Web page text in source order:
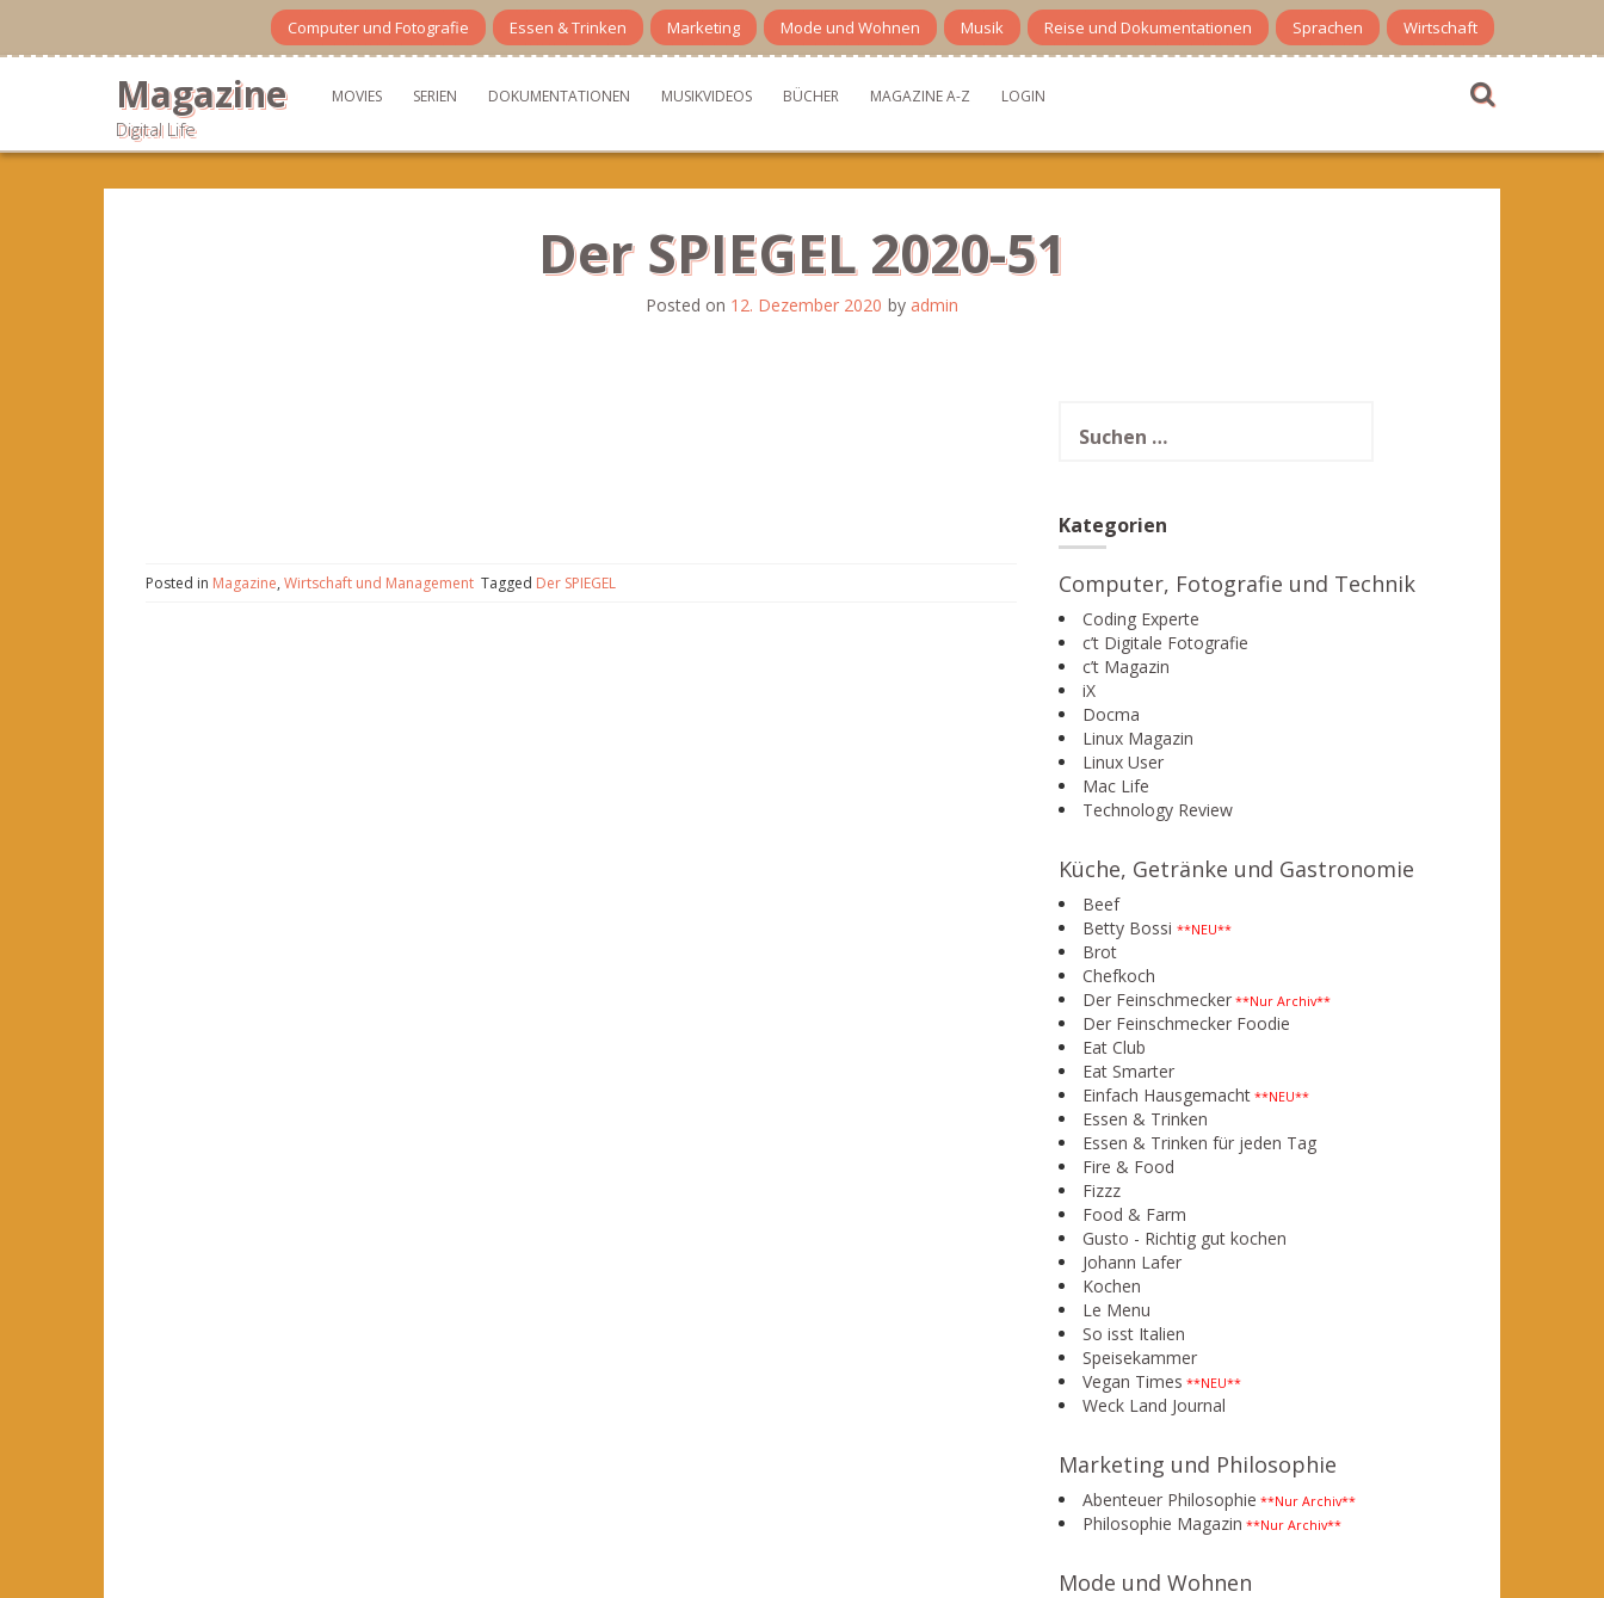
content
Computer und Fotografie Essen & Trinken Marketing Mode und Wohnen Musik Reise und Dokumentationen Sprachen Wirtschaft
Magazine
Digital Life
MOVIES SERIEN DOKUMENTATIONEN MUSIKVIDEOS BÜCHER MAGAZINE A-Z LOGIN
Der SPIEGEL 2020-51
Posted on 12. Dezember 2020 by admin
Posted in Magazine, Wirtschaft und Management Tagged Der SPIEGEL
nach:
Kategorien
Computer, Fotografie und Technik
Coding Experte
c’t Digitale Fotografie
c’t Magazin
iX
Docma
Linux Magazin
Linux User
Mac Life
Technology Review
Küche, Getränke und Gastronomie
Beef
Betty Bossi **NEU**
Brot
Chefkoch
Der Feinschmecker **Nur Archiv**
Der Feinschmecker Foodie
Eat Club
Eat Smarter
Einfach Hausgemacht **NEU**
Essen & Trinken
Essen & Trinken für jeden Tag
Fire & Food
Fizzz
Food & Farm
Gusto - Richtig gut kochen
Johann Lafer
Kochen
Le Menu
So isst Italien
Speisekammer
Vegan Times **NEU**
Weck Land Journal
Marketing und Philosophie
Abenteuer Philosophie **Nur Archiv**
Philosophie Magazin **Nur Archiv**
Mode und Wohnen